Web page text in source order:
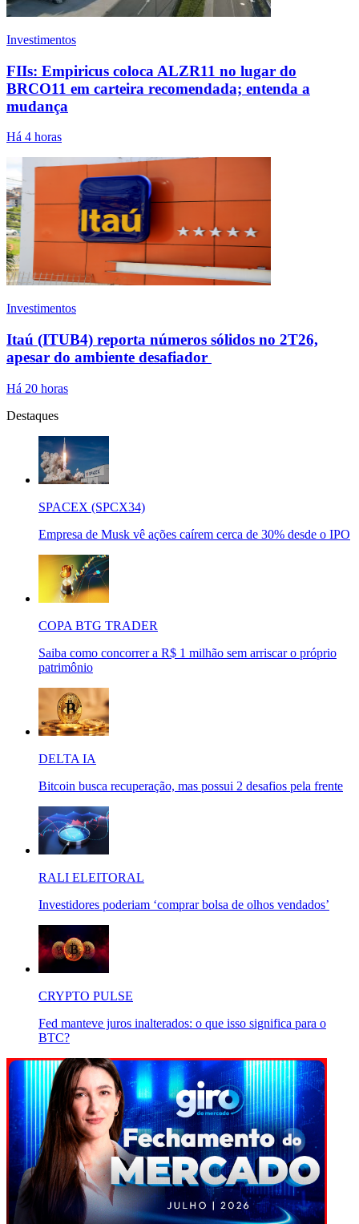
Investimentos
FIIs: Empiricus coloca ALZR11 no lugar do
BRCO11 em carteira recomendada; entenda a
mudança
Há 4 horas
Investimentos
Itaú (ITUB4) reporta números sólidos no 2T26,
apesar do ambiente desafiador
Há 20 horas
Destaques
SPACEX (SPCX34)
Empresa de Musk vê ações caírem cerca de 30% desde o IPO
COPA BTG TRADER
Saiba como concorrer a R$ 1 milhão sem arriscar o próprio
patrimônio
DELTA IA
Bitcoin busca recuperação, mas possui 2 desafios pela frente
RALI ELEITORAL
Investidores poderiam ‘comprar bolsa de olhos vendados’
CRYPTO PULSE
Fed manteve juros inalterados: o que isso significa para o
BTC?